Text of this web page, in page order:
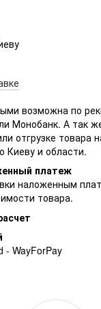
возможна по
Монобанк. А так
отгрузке товара
Киеву и области.
платеж
наложенным
товара.
- WayForPay